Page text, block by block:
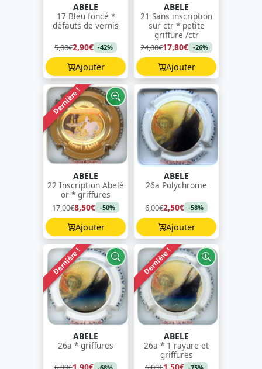
ABELE
17 Bleu foncé *
défauts de vernis
5,00€2,90€ -42%
Ajouter
ABELE
21 Sans inscription
sur ctr * petite
griffure /ctr
24,00€17,80€ -26%
Ajouter
Dernière !
ABELE
22 Inscription Abelé
or * griffures
17,00€8,50€ -50%
Ajouter
ABELE
26a Polychrome
6,00€2,50€ -58%
Ajouter
Dernière !
ABELE
26a * griffures
Dernière !
ABELE
26a * 1 rayure et
griffures